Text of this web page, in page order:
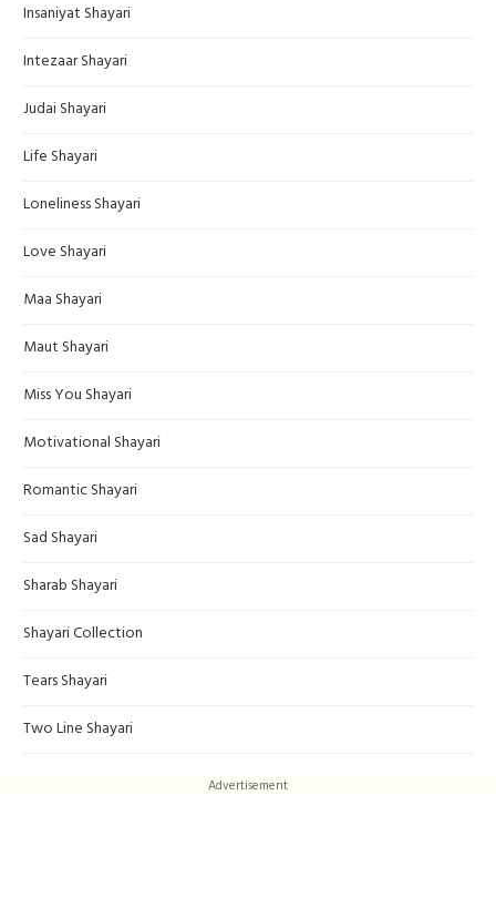
Insaniyat Shayari
Intezaar Shayari
Judai Shayari
Life Shayari
Loneliness Shayari
Love Shayari
Maa Shayari
Maut Shayari
Miss You Shayari
Motivational Shayari
Romantic Shayari
Sad Shayari
Sharab Shayari
Shayari Collection
Tears Shayari
Two Line Shayari
Advertisement